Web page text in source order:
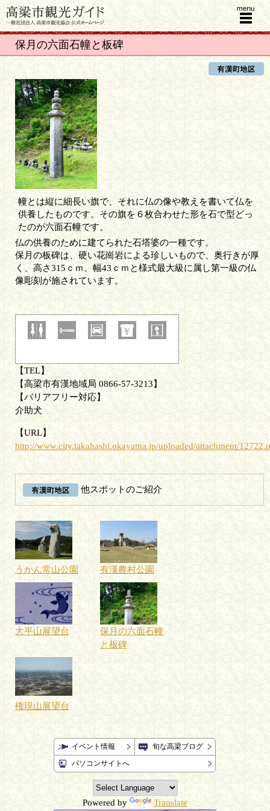
menu
保月の六面石幢と板碑
幢とは縦に細長い旗で、それに仏の像や教えを書いて仏を
供養したものです。その旗を６枚合わせた形を石で型どっ
たのが六面石幢です。
仏の供養のために建てられた石塔婆の一種です。
保月の板碑は、硬い花崗岩による珍しいもので、奥行きが厚
く、高さ315ｃｍ、幅43ｃｍと様式最大級に属し第一級の仏
像彫刻が施されています。
TEL
高梁市有漢地域局 0866-57-3213
バリアフリー対応
介助犬
URL
http://www.city.takahashi.okayama.jp/uploaded/attachment/
他スポットのご紹介
うかん常山公園 有漢農村公園
大平山展望台
保月の六面石幢
と板碑
権現山展望台
イベント情報
旬な高梁ブログ
パソコンサイトへ
Powered by Translate